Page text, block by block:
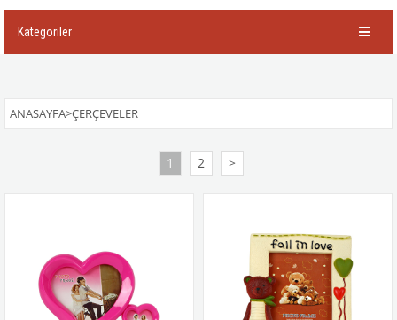
Kategoriler
ANASAYFA>ÇERÇEVELER
1 2 >